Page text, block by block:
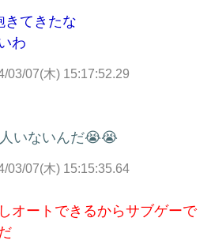
きてきたな
わ
03/07(木) 15:17:52.29
いないんだ😭😭
03/07(木) 15:15:35.64
オートできるからサブゲーで